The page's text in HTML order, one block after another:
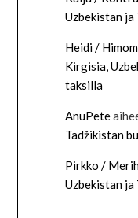
Uzbekistan
Heidi /
Kirgisia,
taksilla
AnuPete
Tadžikistan
Pirkko /
Uzbekistan